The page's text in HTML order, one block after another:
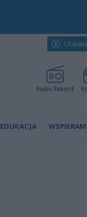
Radio Rekord
EDUKACJA